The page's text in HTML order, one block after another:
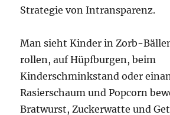
Strategie von Intransparenz.
Man sieht Kinder in Zorb-
rollen, auf Hüpfburgen, beim
Kinderschminkstand oder
Rasierschaum und Popcorn
Bratwurst, Zuckerwatte und